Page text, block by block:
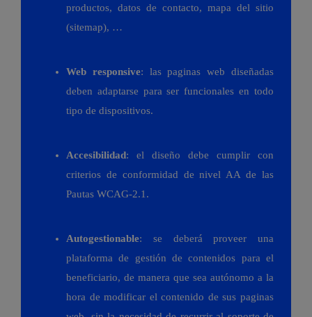
productos, datos de contacto, mapa del sitio
(sitemap), …
Web responsive: las paginas web diseñadas
deben adaptarse para ser funcionales en todo
tipo de dispositivos.
Accesibilidad: el diseño debe cumplir con
criterios de conformidad de nivel AA de las
Pautas WCAG-2.1.
Autogestionable: se deberá proveer una
plataforma de gestión de contenidos para el
beneficiario, de manera que sea autónomo a la
hora de modificar el contenido de sus paginas